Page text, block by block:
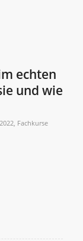
echten
und wie
, Fachkurse